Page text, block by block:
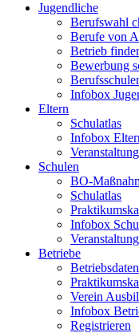
Main
navigation
Jugendliche
Berufswahl
Berufe von
Betrieb
Bewerbung
Infobox
Eltern
Schulatlas
Infobox
Schulen
BO-
Schulatlas
Infobox
Betriebe
Verein
Infobox
Registrieren